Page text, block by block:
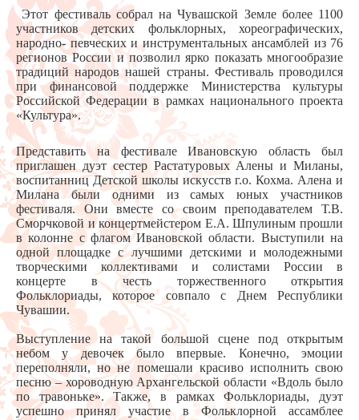
Этот фестиваль собрал на Чувашской Земле более 1100
участников детских фольклорных, хореографических,
народно- певческих и инструментальных ансамблей из 76
регионов России и позволил ярко показать многообразие
традиций народов нашей страны. Фестиваль проводился
при финансовой поддержке Министерства культуры
Российской Федерации в рамках национального проекта
«Культура».
Представить на фестивале Ивановскую область был
приглашен дуэт сестер Растатуровых Алены и Миланы,
воспитанниц Детской школы искусств г.о. Кохма. Алена и
Милана были одними из самых юных участников
фестиваля. Они вместе со своим преподавателем Т.В.
Сморчковой и концертмейстером Е.А. Шпулиным прошли
в колонне с флагом Ивановской области. Выступили на
одной площадке с лучшими детскими и молодежными
творческими коллективами и солистами России в
концерте в честь торжественного открытия
Фольклориады, которое совпало с Днем Республики
Чувашии.
Выступление на такой большой сцене под открытым
небом у девочек было впервые. Конечно, эмоции
переполняли, но не помешали красиво исполнить свою
песню – хороводную Архангельской области «Вдоль было
по травоньке». Также, в рамках Фольклориады, дуэт
успешно принял участие в Фольклорной ассамблее